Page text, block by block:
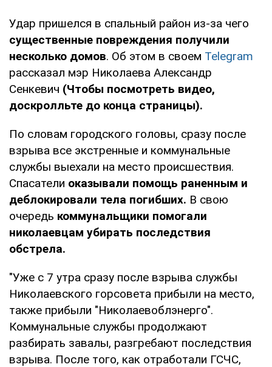
Удар пришелся в спальный район из-за чего
существенные повреждения получили
несколько домов. Об этом в своем Telegram
рассказал мэр Николаева Александр
Сенкевич (Чтобы посмотреть видео,
доскролльте до конца страницы).
По словам городского головы, сразу после
взрыва все экстренные и коммунальные
службы выехали на место происшествия.
Спасатели оказывали помощь раненным и
деблокировали тела погибших. В свою
очередь коммунальщики помогали
николаевцам убирать последствия
обстрела.
"Уже с 7 утра сразу после взрыва службы
Николаевского горсовета прибыли на место,
также прибыли "Николаевоблэнерго".
Коммунальные службы продолжают
разбирать завалы, разгребают последствия
взрыва. После того, как отработали ГСЧС,